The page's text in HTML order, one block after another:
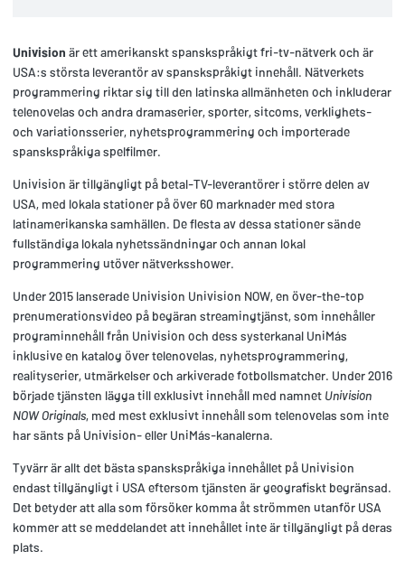
Univision är ett amerikanskt spanskspråkigt fri-tv-nätverk och är
USA:s största leverantör av spanskspråkigt innehåll. Nätverkets
programmering riktar sig till den latinska allmänheten och inkluderar
telenovelas och andra dramaserier, sporter, sitcoms, verklighets-
och variationsserier, nyhetsprogrammering och importerade
spanskspråkiga spelfilmer.
Univision är tillgängligt på betal-TV-leverantörer i större delen av
USA, med lokala stationer på över 60 marknader med stora
latinamerikanska samhällen. De flesta av dessa stationer sände
fullständiga lokala nyhetssändningar och annan lokal
programmering utöver nätverksshower.
Under 2015 lanserade Univision Univision NOW, en över-the-top
prenumerationsvideo på begäran streamingtjänst, som innehåller
programinnehåll från Univision och dess systerkanal UniMás
inklusive en katalog över telenovelas, nyhetsprogrammering,
realityserier, utmärkelser och arkiverade fotbollsmatcher. Under 2016
började tjänsten lägga till exklusivt innehåll med namnet Univision
NOW Originals, med mest exklusivt innehåll som telenovelas som inte
har sänts på Univision- eller UniMás-kanalerna.
Tyvärr är allt det bästa spanskspråkiga innehållet på Univision
endast tillgängligt i USA eftersom tjänsten är geografiskt begränsad.
Det betyder att alla som försöker komma åt strömmen utanför USA
kommer att se meddelandet att innehållet inte är tillgängligt på deras
plats.